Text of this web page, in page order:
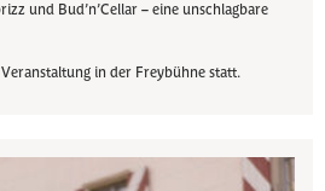
und Bud’n’Cellar – eine unschlagbare
in der Freybühne statt.